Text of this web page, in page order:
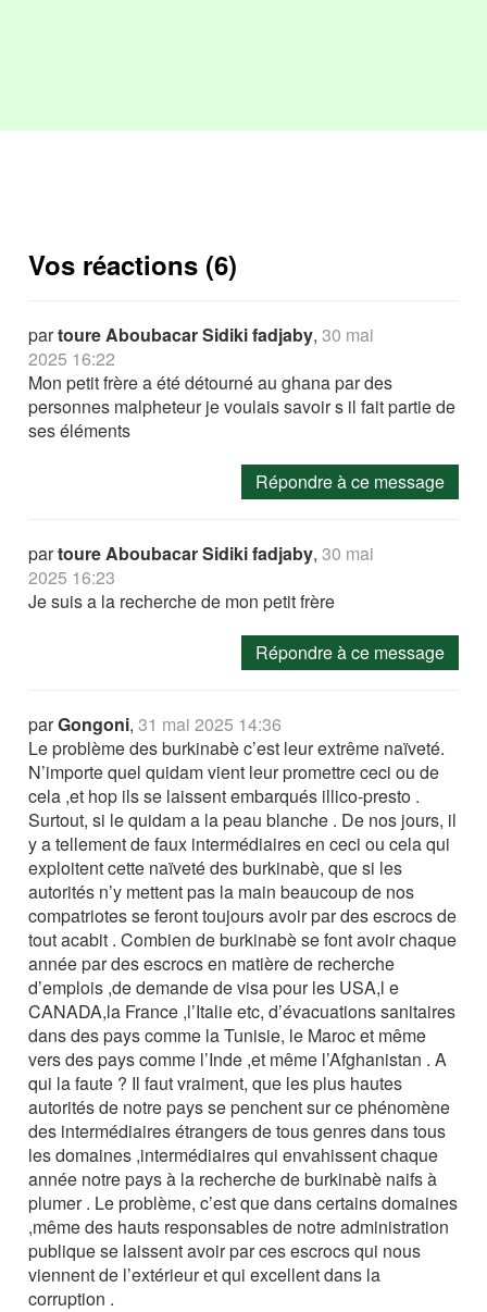
Vos réactions (6)
partoure Aboubacar Sidiki fadjaby,30 mai
2025 16:22
Mon petit frère a été détourné au ghana par des
personnes malpheteur je voulais savoir s il fait partie de
ses éléments
Répondre à ce message
partoure Aboubacar Sidiki fadjaby,30 mai
2025 16:23
Je suis a la recherche de mon petit frère
Répondre à ce message
parGongoni,31 mai 2025 14:36
Le problème des burkinabè c’est leur extrême naïveté.
N’importe quel quidam vient leur promettre ceci ou de
cela ,et hop ils se laissent embarqués illico-presto .
Surtout, si le quidam a la peau blanche . De nos jours, il
y a tellement de faux intermédiaires en ceci ou cela qui
exploitent cette naïveté des burkinabè, que si les
autorités n’y mettent pas la main beaucoup de nos
compatriotes se feront toujours avoir par des escrocs de
tout acabit . Combien de burkinabè se font avoir chaque
année par des escrocs en matière de recherche
d’emplois ,de demande de visa pour les USA,l e
CANADA,la France ,l’Italie etc, d’évacuations sanitaires
dans des pays comme la Tunisie, le Maroc et même
vers des pays comme l’Inde ,et même l’Afghanistan . A
qui la faute ? Il faut vraiment, que les plus hautes
autorités de notre pays se penchent sur ce phénomène
des intermédiaires étrangers de tous genres dans tous
les domaines ,intermédiaires qui envahissent chaque
année notre pays à la recherche de burkinabè naifs à
plumer . Le problème, c’est que dans certains domaines
,même des hauts responsables de notre administration
publique se laissent avoir par ces escrocs qui nous
viennent de l’extérieur et qui excellent dans la
corruption .